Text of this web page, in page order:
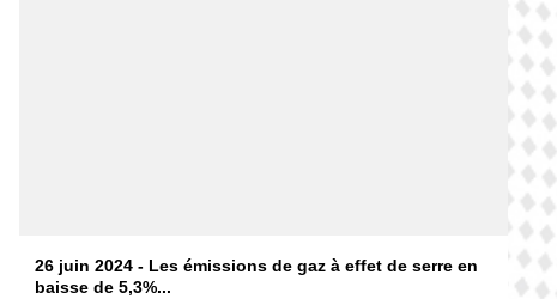
26 juin 2024 - Les émissions de gaz à effet de serre en
baisse de 5,3%...